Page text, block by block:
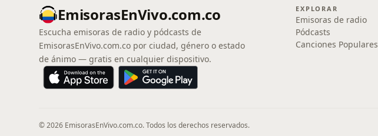
EmisorasEnVivo.com.co
Escucha emisoras de radio y pódcasts de
EmisorasEnVivo.com.co por ciudad, género o estado
de ánimo — gratis en cualquier dispositivo.
EXPLORAR
Emisoras de radio
Pódcasts
Canciones Populares
© 2026 EmisorasEnVivo.com.co. Todos los derechos reservados.